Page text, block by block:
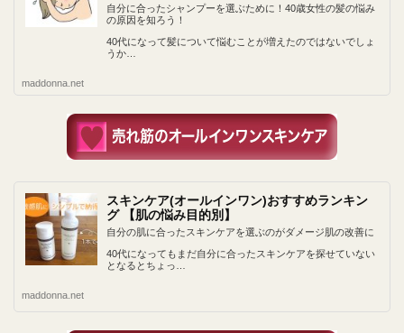
自分に合ったシャンプーを選ぶために！40歳女性の髪の悩み
の原因を知ろう！
40代になって髪について悩むことが増えたのではないでしょ
うか…
maddonna.net
スキンケア(オールインワン)おすすめランキン
グ 【肌の悩み目的別】
自分の肌に合ったスキンケアを選ぶのがダメージ肌の改善に
40代になってもまだ自分に合ったスキンケアを探せていない
となるとちょっ…
maddonna.net